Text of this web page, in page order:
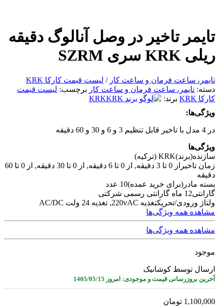
تایمر تاخیر در وصل آنالوگ دقیقه
ریلی KRK سری SZRM
تایمر، ساعت فرمان و ساعت کار / لیست قیمت کارکا KRK
دسته: تایمر، ساعت فرمان و ساعت کار برچسب: لیست قیمت
کارکا KRK
برند:
KRK
ویژگی‌ها:
در 4 مدل با تاخیر قابل تنظیم 3 و 6 و 30 و 60 دقیقه
ویژگی‌ها
سازنده(برند)KRK (ترکیه)
زمان تاخیر
از 0 تا 3 دقیقه, از 0 تا 6 دقیقه, از 0 تا 30 دقیقه, از 0 تا 60
دقیقه
بسته مادر(برای خرید عمده)10 عدد
گارانتی12 ماه گارانتی رسمی شرکتی
ولتاژ ورودی/تحریکتغذیه 220vAC, تغذیه 24 ولت AC/DC
مشاهده همه ویژگی‌ها
مشاهده همه ویژگی‌ها
موجود
ارسال توسط کوشانیک
آخرین بروزرسانی قیمت و موجودی: امروز 1405/05/15
1,100,000 تومان